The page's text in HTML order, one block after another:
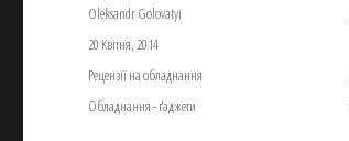
Автор
Oleksandr Golovatyi
Оприлюднено
20 Квітня, 2014
Категорії
Рецензії на обладнання
Позначки
Обладнання - ґаджети